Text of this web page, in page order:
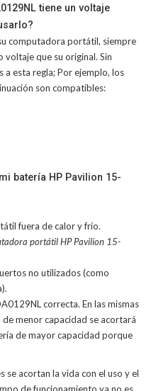
tiene un voltaje
computadora portátil, siempre
voltaje que su original. Sin
a esta regla; Por ejemplo, los
son compatibles:
batería HP Pavilion 15-
fuera de calor y frío.
portátil HP Pavilion 15-
no utilizados (como
correcta. En las mismas
menor capacidad se acortará
de mayor capacidad porque
se acortan la vida con el uso y el